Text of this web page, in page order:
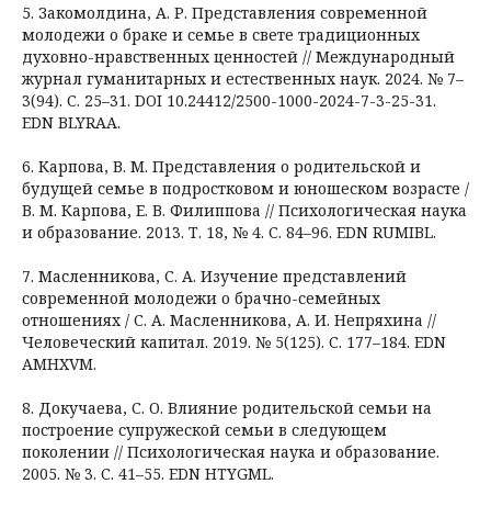
5. Закомолдина, А. Р. Представления современной
молодежи о браке и семье в свете традиционных
духовно-нравственных ценностей // Международный
журнал гуманитарных и естественных наук. 2024. № 7–
3(94). С. 25–31. DOI 10.24412/2500-1000-2024-7-3-25-31.
EDN BLYRAA.
6. Карпова, В. М. Представления о родительской и
будущей семье в подростковом и юношеском возрасте /
В. М. Карпова, Е. В. Филиппова // Психологическая наука
и образование. 2013. Т. 18, № 4. С. 84–96. EDN RUMIBL.
7. Масленникова, С. А. Изучение представлений
современной молодежи о брачно-семейных
отношениях / С. А. Масленникова, А. И. Непряхина //
Человеческий капитал. 2019. № 5(125). С. 177–184. EDN
AMHXVM.
8. Докучаева, С. О. Влияние родительской семьи на
построение супружеской семьи в следующем
поколении // Психологическая наука и образование.
2005. № 3. С. 41–55. EDN HTYGML.